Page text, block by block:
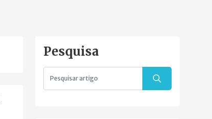
Pesquisa